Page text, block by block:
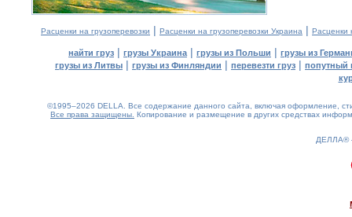
Расценки на грузоперевозки | Расценки на грузоперевозки Украина | Расценки
найти груз | грузы Украина | грузы из Польши | грузы из
грузы из Литвы | грузы из Финляндии | перевезти груз | попутный
©1995–2026 DELLA. Все содержание данного сайта, включая оформление,
Все права защищены. Копирование и размещение в других средствах